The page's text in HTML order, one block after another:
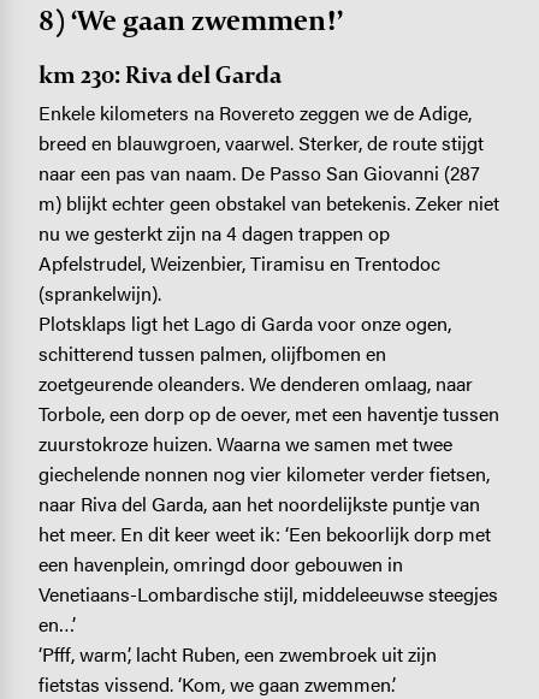
8) ‘We gaan zwemmen!’
km 230: Riva del Garda
Enkele kilometers na Rovereto zeggen we de Adige,
breed en blauwgroen, vaarwel. Sterker, de route stijgt
naar een pas van naam. De Passo San Giovanni (287
m) blijkt echter geen obstakel van betekenis. Zeker niet
nu we gesterkt zijn na 4 dagen trappen op
Apfelstrudel, Weizenbier, Tiramisu en Trentodoc
(sprankelwijn).
Plotsklaps ligt het Lago di Garda voor onze ogen,
schitterend tussen palmen, olijfbomen en
zoetgeurende oleanders. We denderen omlaag, naar
Torbole, een dorp op de oever, met een haventje tussen
zuurstokroze huizen. Waarna we samen met twee
giechelende nonnen nog vier kilometer verder fietsen,
naar Riva del Garda, aan het noordelijkste puntje van
het meer. En dit keer weet ik: ‘Een bekoorlijk dorp met
een havenplein, omringd door gebouwen in
Venetiaans-Lombardische stijl, middeleeuwse steegjes
en…’
‘Pfff, warm’, lacht Ruben, een zwembroek uit zijn
fietstas vissend. ‘Kom, we gaan zwemmen.’